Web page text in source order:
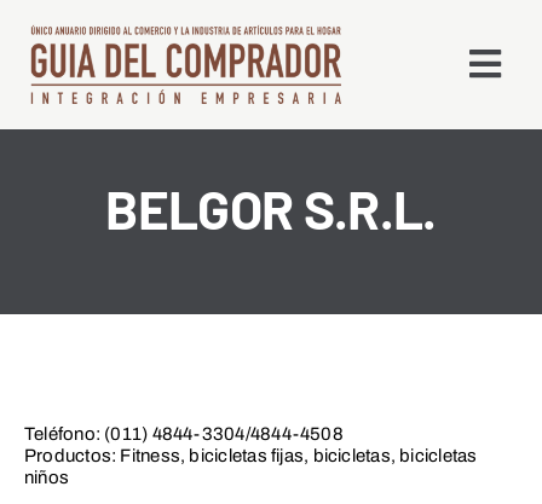
contenido
Contacto
BELGOR S.R.L.
Teléfono: (011) 4844-3304/4844-4508
Productos: Fitness, bicicletas fijas, bicicletas, bicicletas
niños